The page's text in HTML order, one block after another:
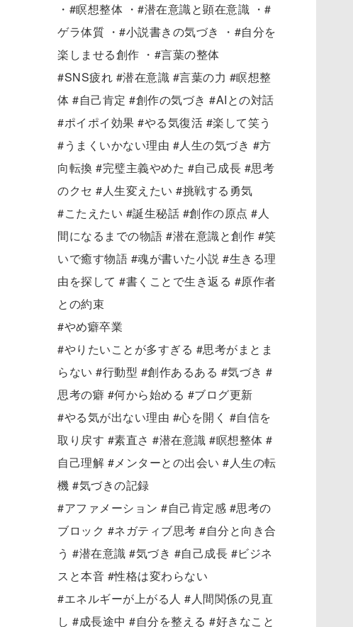
・#瞑想整体 ・#潜在意識と顕在意識 ・#
ゲラ体質 ・#小説書きの気づき ・#自分を
楽しませる創作 ・#言葉の整体
#SNS疲れ #潜在意識 #言葉の力 #瞑想整
体 #自己肯定 #創作の気づき #AIとの対話
#ポイポイ効果 #やる気復活 #楽して笑う
#うまくいかない理由 #人生の気づき #方
向転換 #完璧主義やめた #自己成長 #思考
のクセ #人生変えたい #挑戦する勇気
#こたえたい #誕生秘話 #創作の原点 #人
間になるまでの物語 #潜在意識と創作 #笑
いで癒す物語 #魂が書いた小説 #生きる理
由を探して #書くことで生き返る #原作者
との約束
#やめ癖卒業
#やりたいことが多すぎる #思考がまとま
らない #行動型 #創作あるある #気づき #
思考の癖 #何から始める #ブログ更新
#やる気が出ない理由 #心を開く #自信を
取り戻す #素直さ #潜在意識 #瞑想整体 #
自己理解 #メンターとの出会い #人生の転
機 #気づきの記録
#アファメーション #自己肯定感 #思考の
ブロック #ネガティブ思考 #自分と向き合
う #潜在意識 #気づき #自己成長 #ビジネ
スと本音 #性格は変わらない
#エネルギーが上がる人 #人間関係の見直
し #成長途中 #自分を整える #好きなこと